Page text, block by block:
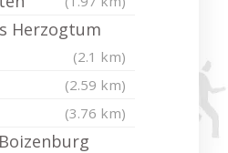
Herzogtum
(2.1 km)
(2.59 km)
(3.76 km)